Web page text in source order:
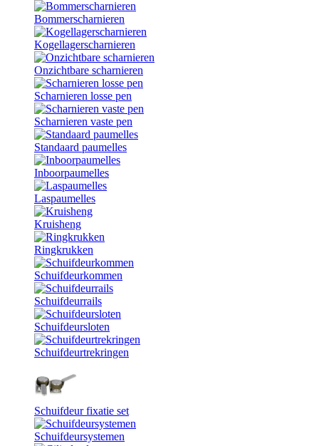
Bommerscharnieren
Kogellagerscharnieren
Onzichtbare scharnieren
Scharnieren losse pen
Scharnieren vaste pen
Standaard paumelles
Inboorpaumelles
Laspaumelles
Kruisheng
Ringkrukken
Schuifdeurkommen
Schuifdeurrails
Schuifdeursloten
Schuifdeurtrekringen
Schuifdeur fixatie set
Schuifdeursystemen